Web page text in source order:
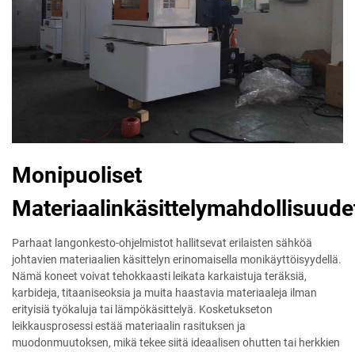
Monipuoliset
Parhaat langonkesto-ohjelmistot hallitsevat erilaisten sähköä
johtavien materiaalien käsittelyn erinomaisella monikäyttöisyydellä.
Nämä koneet voivat tehokkaasti leikata karkaistuja teräksiä,
karbideja, titaaniseoksia ja muita haastavia materiaaleja ilman
erityisiä työkaluja tai lämpökäsittelyä. Kosketukseton
leikkausprosessi estää materiaalin rasituksen ja
muodonmuutoksen, mikä tekee siitä ideaalisen ohutten tai herkkien